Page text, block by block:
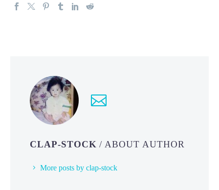
CLAP-STOCK/ ABOUT AUTHOR
More posts by clap-stock